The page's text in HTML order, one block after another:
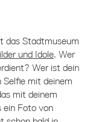
das Stadtmuseum
und Idole. Wer
Wer ist dein
Selfie mit deinem
mit deinem
ein Foto von